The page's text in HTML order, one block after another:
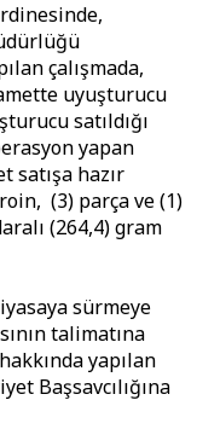
çalışmada,
uyuşturucu
satıldığı
yapan
satışa hazır
(3) parça ve (1)
(264,4) gram
sürmeye
talimatına
yapılan
Başsavcılığına